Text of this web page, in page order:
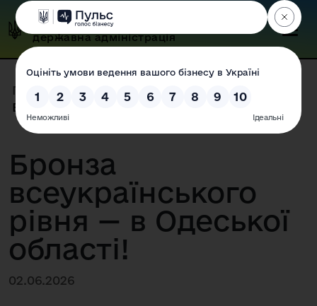
Одеська обласна
державна адміністрація
Головна Прес-центр | Новини
|
Бронза
всеукраїнського
рівня — в Одеської
області!
02.06.2026